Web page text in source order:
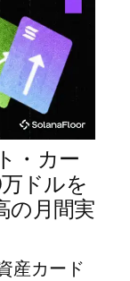
・カー
ドルを
の月間実
産カード